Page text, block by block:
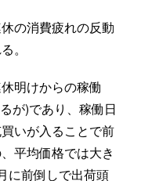
の消費疲れの反動
。
明けからの稼働
が)であり、稼働日
いが入ることで前
平均価格では大き
に前倒しで出荷頭